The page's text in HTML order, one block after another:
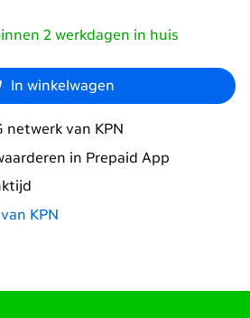
2 werkdagen in huis
In winkelwagen
netwerk van KPN
in Prepaid App
KPN